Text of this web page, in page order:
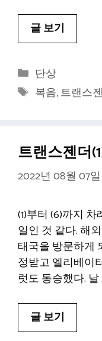
글 보기
카
테
고
단상
태
복음,트랜스
트랜스젠더
2022년 08월 07
(1)부터 (6)까지
일인 것 같다. 해
태국을 방문하게
정받고 엘리베이
럿도 동승했다. 날
글 보기